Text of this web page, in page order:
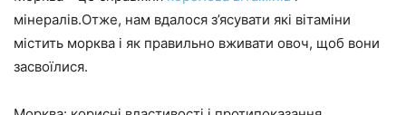
мінералів.Отже, нам вдалося з’ясувати які вітаміни
містить морква і як правильно вживати овоч, щоб вони
засвоїлися.